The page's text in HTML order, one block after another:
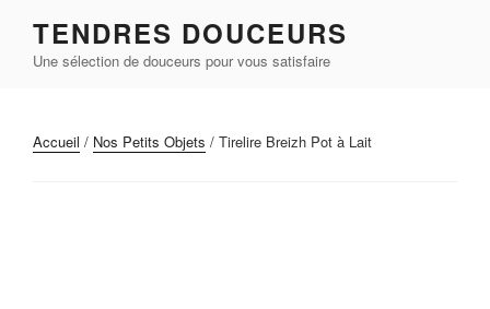
contenu
TENDRES DOUCEURS
Une sélection de douceurs pour vous satisfaire
Accueil / Nos Petits Objets / Tirelire Breizh Pot à Lait